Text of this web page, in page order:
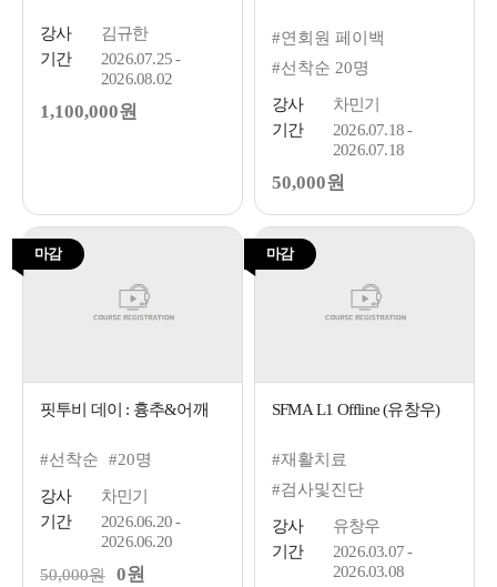
강사
김규한
기간
2026.07.25 -
2026.08.02
1,100,000원
#연회원 페이백
#선착순 20명
강사
차민기
기간
2026.07.18 -
2026.07.18
50,000원
마감
핏투비 데이 : 흉추&어깨
#선착순 #20명
강사
차민기
기간
2026.06.20 -
2026.06.20
50,000원
0원
마감
SFMA L1 Offline (유창우)
#재활치료
#검사및진단
강사
유창우
기간
2026.03.07 -
2026.03.08